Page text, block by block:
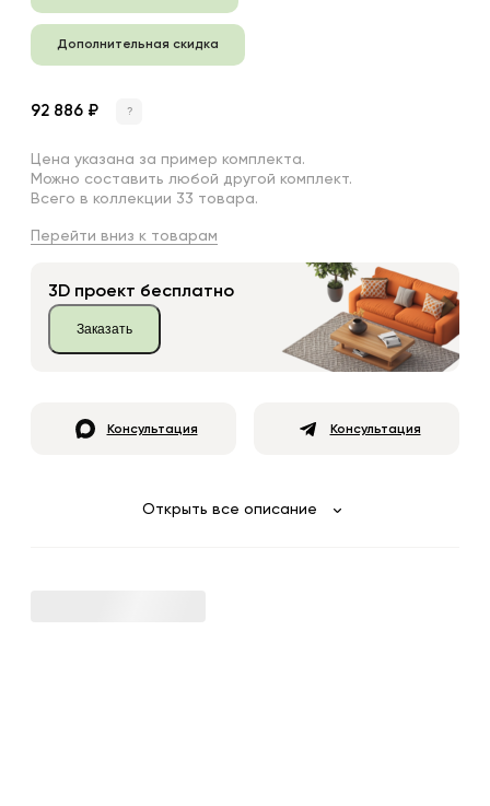
Дополнительная скидка
92 886 ₽ ?
Цена указана за пример комплекта.
Можно составить любой другой комплект.
Всего в коллекции 33 товара.
Перейти вниз к товарам
3D проект бесплатно
Заказать
Консультация Консультация
Открыть все описание